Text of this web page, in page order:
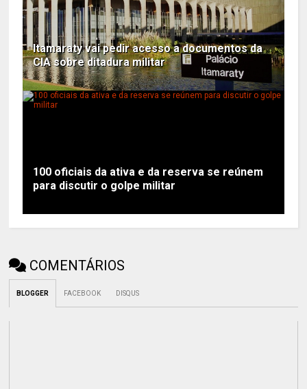
Itamaraty vai pedir acesso a documentos da
CIA sobre ditadura militar
100 oficiais da ativa e da reserva se reúnem
para discutir o golpe militar
COMENTÁRIOS
BLOGGER FACEBOOK DISQUS